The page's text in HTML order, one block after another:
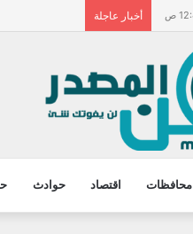
أخبار عاجلة
محافظات اقتصاد حوادث